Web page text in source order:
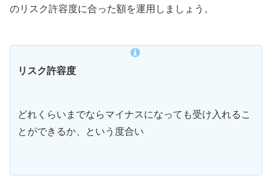
のリスク許容度に合った額を運用しましょう。
リスク許容度
どれくらいまでならマイナスになっても受け入れるこ
とができるか、という度合い